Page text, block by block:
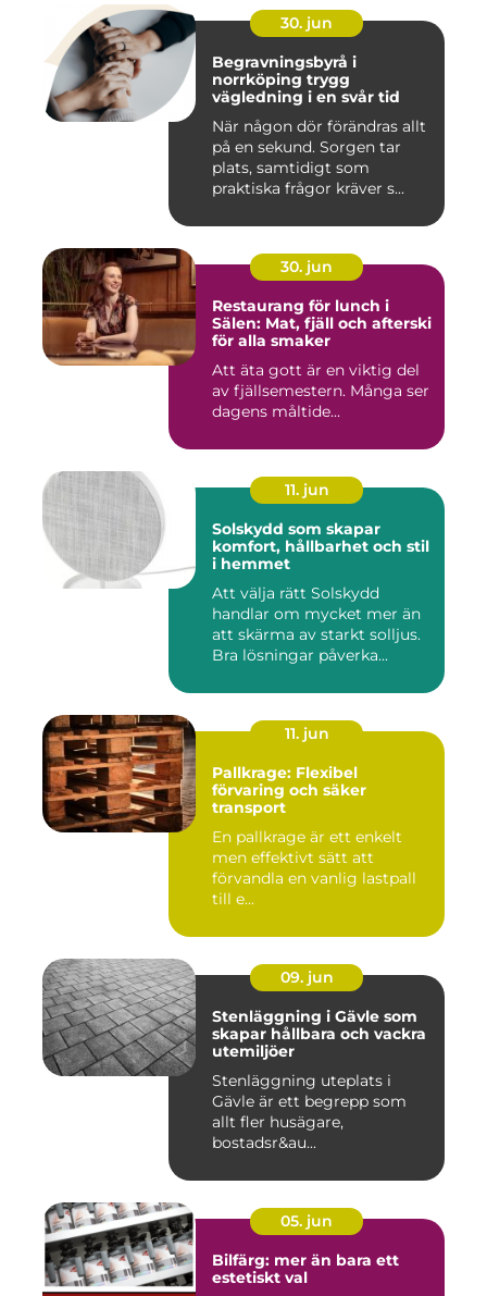
30. jun
Begravningsbyrå i
norrköping trygg
vägledning i en svår tid
När någon dör förändras allt
på en sekund. Sorgen tar
plats, samtidigt som
praktiska frågor kräver s...
30. jun
Restaurang för lunch i
Sälen: Mat, fjäll och afterski
för alla smaker
Att äta gott är en viktig del
av fjällsemestern. Många ser
dagens måltide...
11. jun
Solskydd som skapar
komfort, hållbarhet och stil
i hemmet
Att välja rätt Solskydd
handlar om mycket mer än
att skärma av starkt solljus.
Bra lösningar påverka...
11. jun
Pallkrage: Flexibel
förvaring och säker
transport
En pallkrage är ett enkelt
men effektivt sätt att
förvandla en vanlig lastpall
till e...
09. jun
Stenläggning i Gävle som
skapar hållbara och vackra
utemiljöer
Stenläggning uteplats i
Gävle är ett begrepp som
allt fler husägare,
bostadsr&au...
05. jun
Bilfärg: mer än bara ett
estetiskt val